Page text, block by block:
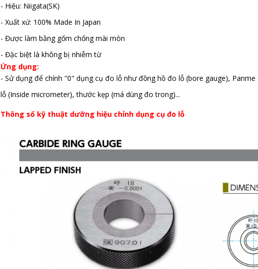
- Hiệu: Niigata(SK)
- Xuất xứ: 100% Made In Japan
- Được làm bằng gốm chống mài mòn
- Đặc biệt là không bị nhiễm từ
Ứng dụng:
- Sử dụng để chính "0" dụng cụ đo lỗ như đồng hồ đo lỗ (bore gauge), Panme
lỗ (Inside micrometer), thước kẹp (má dùng đo trong)...
Thông số kỹ thuật dưỡng hiệu chỉnh dụng cụ đo lỗ